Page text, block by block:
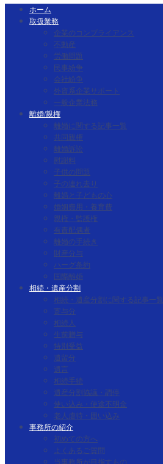
ホーム
取扱業務
企業のコンプライアンス
不動産
労働問題
民事紛争
会社紛争
外資系企業サポート
一般企業法務
離婚/親権
離婚に関する記事一覧
共同親権
離婚訴訟
慰謝料
子供の問題
子の連れ去り
離婚と子どもの心
婚姻費用・養育費
親権・監護権
有責配偶者
離婚の手続き
財産分与
ハーグ条約
国際離婚
相続・遺産分割
相続・遺産分割に関する記事一覧
寄与分
相続人
生前贈与
特別受益
遺留分
遺言
相続手続
遺産分割協議・調停
使い込み・使途不明金
老人虐待・囲い込み
事務所の紹介
初めての方へ
よくあるご質問
当事務所が目指すもの